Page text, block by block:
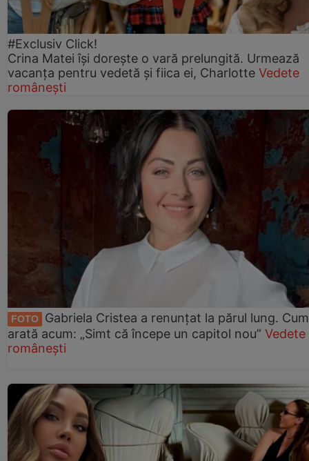
#Exclusiv Click!
Crina Matei își dorește o vară prelungită. Urmează
vacanța pentru vedetă și fiica ei, Charlotte Vedete
românești
FOTO
Gabriela Cristea a renunțat la părul lung. Cum
arată acum: „Simt că începe un capitol nou” Vedete
românești